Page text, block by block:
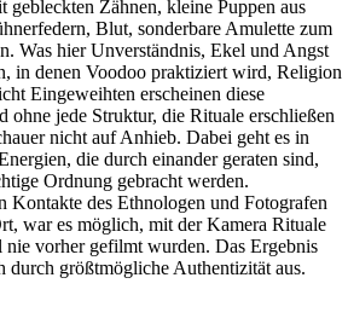
gebleckten Zähnen, kleine Puppen aus
Blut, sonderbare Amulette zum
Was hier Unverständnis, Ekel und Angst
in denen Voodoo praktiziert wird, Religion
Eingeweihten erscheinen diese
ohne jede Struktur, die Rituale erschließen
nicht auf Anhieb. Dabei geht es in
die durch einander geraten sind,
Ordnung gebracht werden.
Kontakte des Ethnologen und Fotografen
war es möglich, mit der Kamera Rituale
nie vorher gefilmt wurden. Das Ergebnis
durch größtmögliche Authentizität aus.